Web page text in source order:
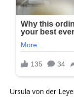
Ursula von der